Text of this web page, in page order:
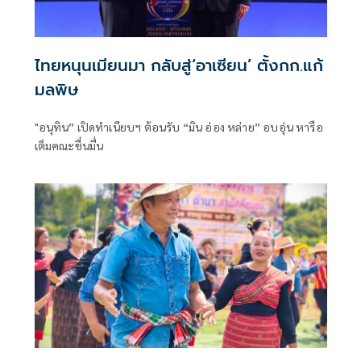
ไทยหนุนเมียนมา กลับสู่‘อาเซียน’ ตั้งกก.แก้
มลพิษ
"อนุทิน” เปิดทำเนียบฯ ต้อนรับ “มิน อ่อง หล่าย” อบอุ่น หารือ
เต็มคณะชื่นมื่น